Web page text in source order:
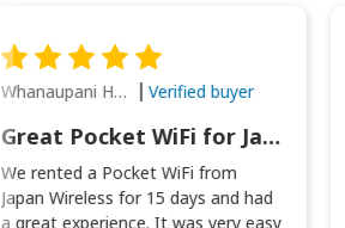
Whanaupani Henry Joseph Macown Verified buyer
Great Pocket WiFi for Japan Travel
We rented a Pocket WiFi from
Japan Wireless for 15 days and had
a great experience. It was very easy